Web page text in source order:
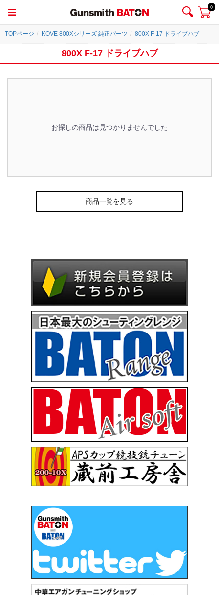
0
TOPページ KOVE 800Xシリーズ 純正パーツ 800X F-17 ドライブハブ
800X F-17 ドライブハブ
お探しの商品は見つかりませんでした
商品一覧を見る